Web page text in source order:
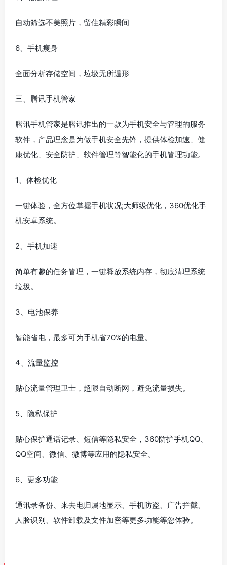
自动筛选不美照片，留住精彩瞬间
6、手机瘦身
全面分析存储空间，垃圾无所遁形
三、腾讯手机管家
腾讯手机管家是腾讯推出的一款为手机安全与管理的服务
软件，产品理念是为做手机安全先锋，提供体检加速、健
康优化、安全防护、软件管理等智能化的手机管理功能。
1、体检优化
一键体验，全方位掌握手机状况;大师级优化，360优化手
机安卓系统。
2、手机加速
简单有趣的任务管理，一键释放系统内存，彻底清理系统
垃圾。
3、电池保养
智能省电，最多可为手机省70%的电量。
4、流量监控
贴心流量管理卫士，超限自动断网，避免流量损失。
5、隐私保护
贴心保护通话记录、短信等隐私安全，360防护手机QQ、
QQ空间、微信、微博等应用的隐私安全。
6、更多功能
通讯录备份、来去电归属地显示、手机防盗、广告拦截、
人脸识别、软件卸载及文件加密等更多功能等您体验。